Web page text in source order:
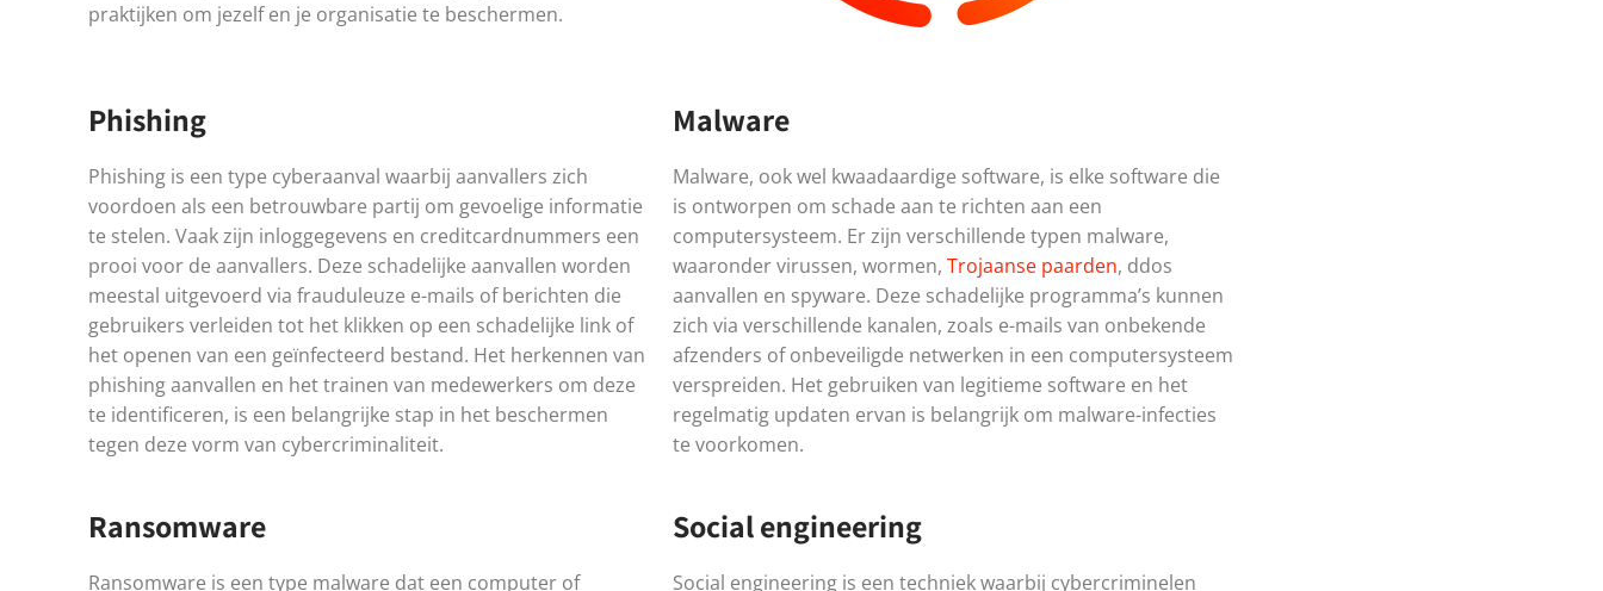
praktijken om jezelf en je organisatie te beschermen.
Phishing
Phishing is een type cyberaanval waarbij aanvallers zich
voordoen als een betrouwbare partij om gevoelige informatie
te stelen. Vaak zijn inloggegevens en creditcardnummers een
prooi voor de aanvallers. Deze schadelijke aanvallen worden
meestal uitgevoerd via frauduleuze e-mails of berichten die
gebruikers verleiden tot het klikken op een schadelijke link of
het openen van een geïnfecteerd bestand. Het herkennen van
phishing aanvallen en het trainen van medewerkers om deze
te identificeren, is een belangrijke stap in het beschermen
tegen deze vorm van cybercriminaliteit.
Malware
Malware, ook wel kwaadaardige software, is elke software die
is ontworpen om schade aan te richten aan een
computersysteem. Er zijn verschillende typen malware,
waaronder virussen, wormen, Trojaanse paarden, ddos
aanvallen en spyware. Deze schadelijke programma’s kunnen
zich via verschillende kanalen, zoals e-mails van onbekende
afzenders of onbeveiligde netwerken in een computersysteem
verspreiden. Het gebruiken van legitieme software en het
regelmatig updaten ervan is belangrijk om malware-infecties
te voorkomen.
Ransomware
Ransomware is een type malware dat een computer of
Social engineering
Social engineering is een techniek waarbij cybercriminelen